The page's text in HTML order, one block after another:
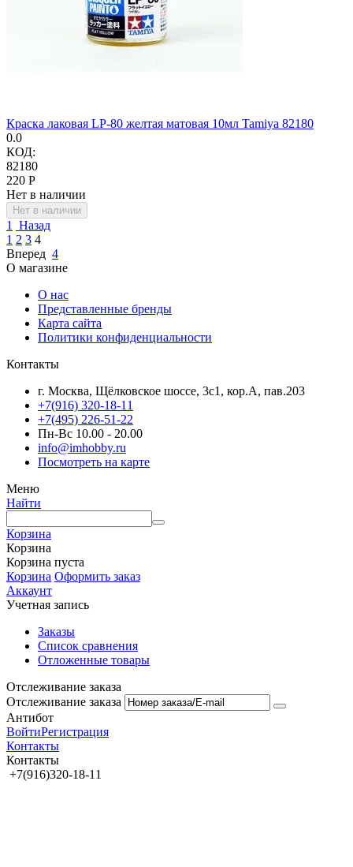
Краска лаковая LP-80 желтая матовая 10мл Tamiya 82180
0.0
КОД:
82180
‍220‍ Р
Нет в наличии
Нет в наличии
1
Назад
1 2 3 4
Вперед 4
О магазине
О нас
Представленные бренды
Карта сайта
Политики конфиденциальности
Контакты
г. Москва, Щёлковское шоссе, 3с1, кор.А, пав.203
+7(916) 320-18-11
+7(495) 226-51-22
Пн-Вс 10.00 - 20.00
info@imhobby.ru
Посмотреть на карте
Меню
Найти
Корзина
Корзина
Корзина пуста
Корзина Оформить заказ
Аккаунт
Учетная запись
Заказы
Список сравнения
Отложенные товары
Отслеживание заказа
Отслеживание заказа
Антибот
ВойтиРегистрация
Контакты
Контакты
+7(916)320-18-11